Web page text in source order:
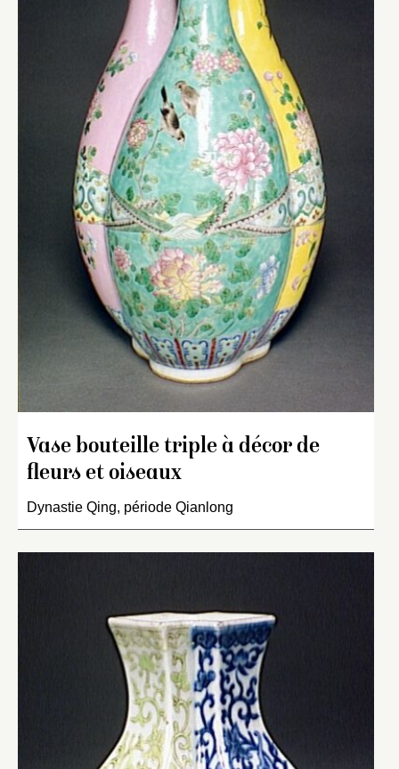
Vase bouteille triple à décor de
fleurs et oiseaux
Dynastie Qing, période Qianlong